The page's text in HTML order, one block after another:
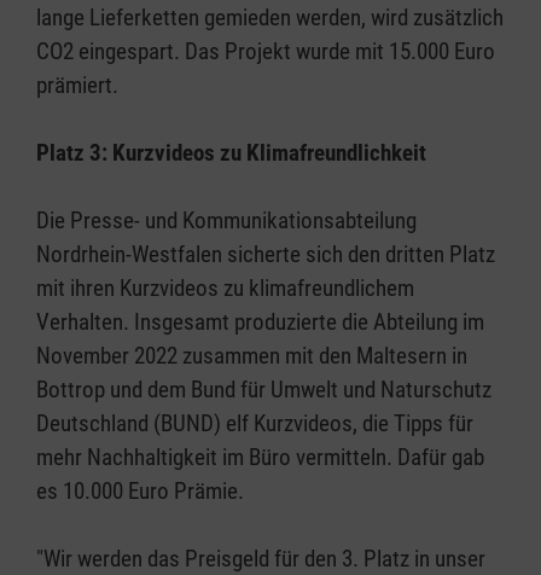
lange Lieferketten gemieden werden, wird zusätzlich
CO2 eingespart. Das Projekt wurde mit 15.000 Euro
prämiert.
Platz 3: Kurzvideos zu Klimafreundlichkeit
Die Presse- und Kommunikationsabteilung
Nordrhein-Westfalen sicherte sich den dritten Platz
mit ihren Kurzvideos zu klimafreundlichem
Verhalten. Insgesamt produzierte die Abteilung im
November 2022 zusammen mit den Maltesern in
Bottrop und dem Bund für Umwelt und Naturschutz
Deutschland (BUND) elf Kurzvideos, die Tipps für
mehr Nachhaltigkeit im Büro vermitteln. Dafür gab
es 10.000 Euro Prämie.
"Wir werden das Preisgeld für den 3. Platz in unser